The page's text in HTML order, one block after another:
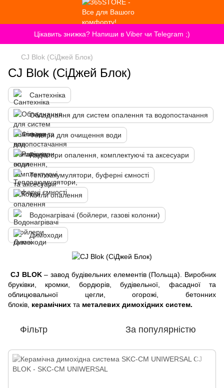
Цікавить знижка? Напиши в Viber чи Telegram ;)
CJ Blok (СіДжей Блок)
CJ Blok (СіДжей Блок)
Сантехніка
Обладнання для систем опалення та водопостачання
Фільтри для очищення води
Радіатори опалення, комплектуючі та аксесуари
Теплоакумулятори, буферні ємності
Котли опалення
Водонагрівачі (бойлери, газові колонки)
Димоходи
CJ BLOK– завод будівельних елементів (Польща). Виробник
бруківки, кромки, бордюрів, будівельної, фасадної та
облицювальної цегли, огорожі, бетонних
блоків, керамічних та металевих димохідних систем.
Фільтр За популярністю